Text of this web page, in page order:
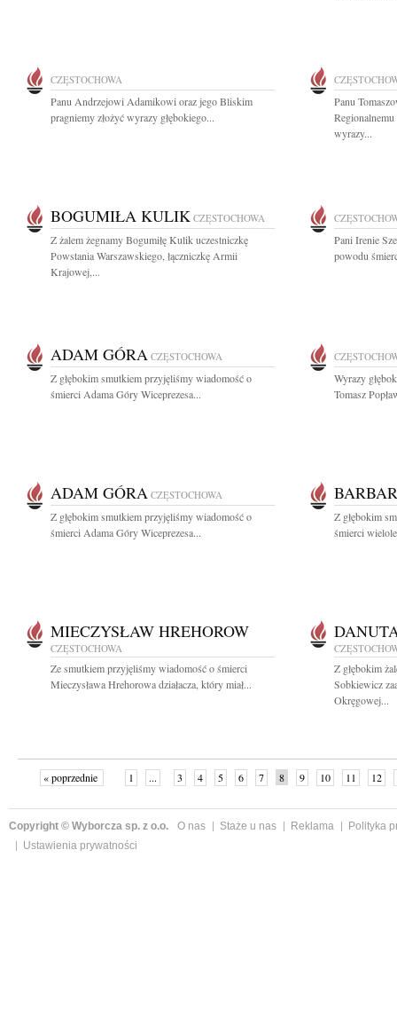
CZĘSTOCHOWA
Panu Andrzejowi Adamikowi oraz jego Bliskim
pragniemy złożyć wyrazy głębokiego...
Panu
wyrazy...
BOGUMIŁA KULIK CZĘSTOCHOWA
Z żalem żegnamy Bogumiłę Kulik uczestniczkę
Powstania Warszawskiego, łączniczkę Armii
Krajowej,...
Pani Irenie
powodu
ADAM GÓRA CZĘSTOCHOWA
Z głębokim smutkiem przyjęliśmy wiadomość o
śmierci Adama Góry Wiceprezesa...
Wyrazy
Tomasz
ADAM GÓRA CZĘSTOCHOWA
Z głębokim smutkiem przyjęliśmy wiadomość o
śmierci Adama Góry Wiceprezesa...
Z głębokim
śmierci
MIECZYSŁAW HREHOROW
CZĘSTOCHOWA
Ze smutkiem przyjęliśmy wiadomość o śmierci
Mieczysława Hrehorowa działacza, który miał...
Z głębokim
Sobkiewicz
Okręgowej...
« poprzednie 1 ... 3 4 5 6 7 8 9 10 11 12
Copyright © Wyborcza sp. z o.o. O nas Staże u nas Reklama
Polityka
Ustawienia prywatności